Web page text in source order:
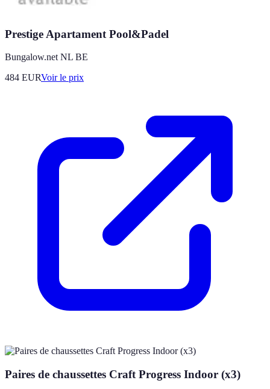
Prestige Apartament Pool&Padel
Bungalow.net NL BE
484 EURVoir le prix
Paires de chaussettes Craft Progress Indoor (x3)